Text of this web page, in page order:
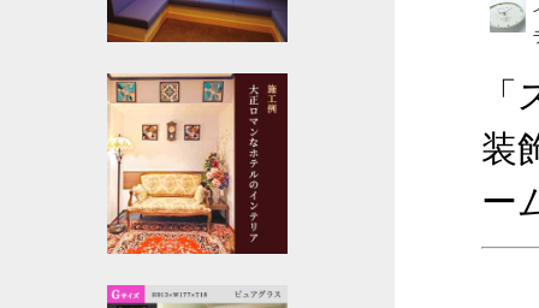
装
ー